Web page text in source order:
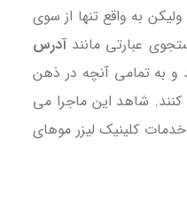
به واقع تنها از سوی
عبارتی مانند آدرس
و به تمامی آنچه در ذهن
کنند. شاهد این ماجرا می
کلینیک لیزر موهای